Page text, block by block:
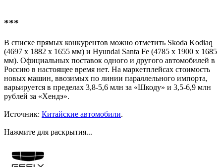
***​
В списке прямых конкурентов можно отметить Skoda Kodiaq
(4697 x 1882 x 1655 мм) и Hyundai Santa Fe (4785 x 1900 x 1685
мм). Официальных поставок одного и другого автомобилей в
Россию в настоящее время нет. На маркетплейсах стоимость
новых машин, ввозимых по линии параллельного импорта,
варьируется в пределах 3,8-5,6 млн за «Шкоду» и 3,5-6,9 млн
рублей за «Хендэ».
Источник: Китайские автомобили.
Нажмите для раскрытия...